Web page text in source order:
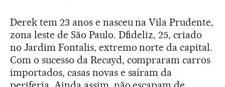
Derek tem 23 anos e nasceu na Vila Prudente,
zona leste de São Paulo. Dfideliz, 25, criado
no Jardim Fontalis, extremo norte da capital.
Com o sucesso da Recayd, compraram carros
importados, casas novas e saíram da